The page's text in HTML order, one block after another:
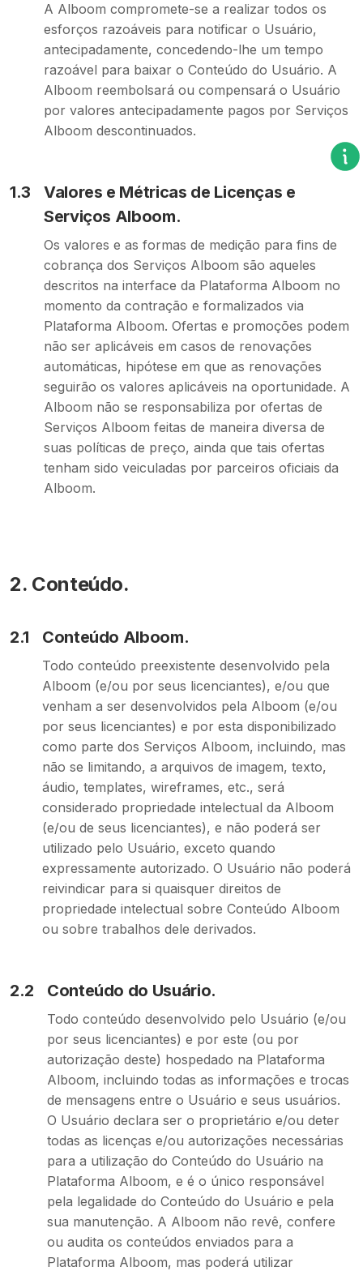
A Alboom compromete-se a realizar todos os
esforços razoáveis para notificar o Usuário,
antecipadamente, concedendo-lhe um tempo
razoável para baixar o Conteúdo do Usuário. A
Alboom reembolsará ou compensará o Usuário
por valores antecipadamente pagos por Serviços
Alboom descontinuados.
1.3
Valores e Métricas de Licenças e
Serviços Alboom.
Os valores e as formas de medição para fins de
cobrança dos Serviços Alboom são aqueles
descritos na interface da Plataforma Alboom no
momento da contração e formalizados via
Plataforma Alboom. Ofertas e promoções podem
não ser aplicáveis em casos de renovações
automáticas, hipótese em que as renovações
seguirão os valores aplicáveis na oportunidade. A
Alboom não se responsabiliza por ofertas de
Serviços Alboom feitas de maneira diversa de
suas políticas de preço, ainda que tais ofertas
tenham sido veiculadas por parceiros oficiais da
Alboom.
2. Conteúdo.
2.1 Conteúdo Alboom.
Todo conteúdo preexistente desenvolvido pela
Alboom (e/ou por seus licenciantes), e/ou que
venham a ser desenvolvidos pela Alboom (e/ou
por seus licenciantes) e por esta disponibilizado
como parte dos Serviços Alboom, incluindo, mas
não se limitando, a arquivos de imagem, texto,
áudio, templates, wireframes, etc., será
considerado propriedade intelectual da Alboom
(e/ou de seus licenciantes), e não poderá ser
utilizado pelo Usuário, exceto quando
expressamente autorizado. O Usuário não poderá
reivindicar para si quaisquer direitos de
propriedade intelectual sobre Conteúdo Alboom
ou sobre trabalhos dele derivados.
2.2 Conteúdo do Usuário.
Todo conteúdo desenvolvido pelo Usuário (e/ou
por seus licenciantes) e por este (ou por
autorização deste) hospedado na Plataforma
Alboom, incluindo todas as informações e trocas
de mensagens entre o Usuário e seus usuários.
O Usuário declara ser o proprietário e/ou deter
todas as licenças e/ou autorizações necessárias
para a utilização do Conteúdo do Usuário na
Plataforma Alboom, e é o único responsável
pela legalidade do Conteúdo do Usuário e pela
sua manutenção. A Alboom não revê, confere
ou audita os conteúdos enviados para a
Plataforma Alboom, mas poderá utilizar